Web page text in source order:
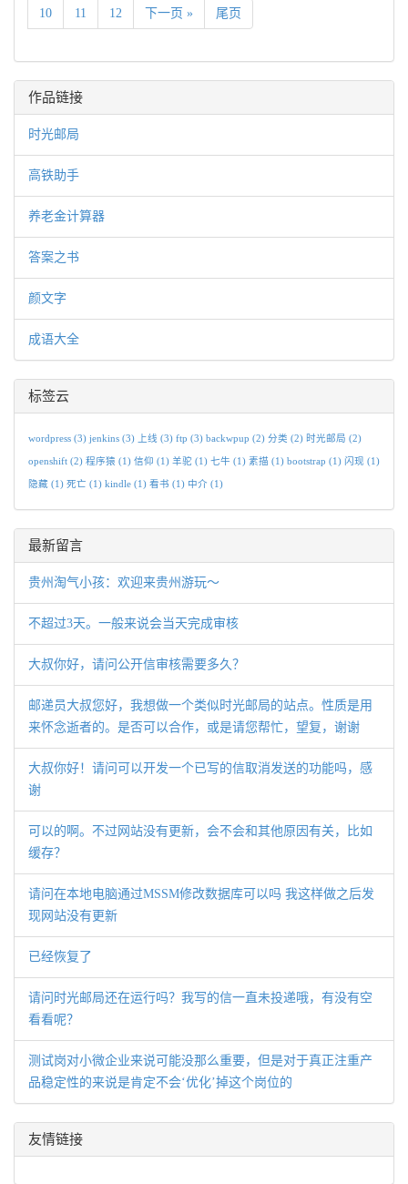
10 11 12 下一页 » 尾页
作品链接
时光邮局
高铁助手
养老金计算器
答案之书
颜文字
成语大全
标签云
wordpress (3) jenkins (3) 上线 (3) ftp (3) backwpup (2) 分类 (2) 时光邮局 (2)
openshift (2) 程序猿 (1) 信仰 (1) 羊驼 (1) 七牛 (1) 素描 (1) bootstrap (1) 闪现 (1)
隐藏 (1) 死亡 (1) kindle (1) 看书 (1) 中介 (1)
最新留言
贵州淘气小孩：欢迎来贵州游玩～
不超过3天。一般来说会当天完成审核
大叔你好，请问公开信审核需要多久？
邮递员大叔您好，我想做一个类似时光邮局的站点。性质是用
来怀念逝者的。是否可以合作，或是请您帮忙，望复，谢谢
大叔你好！请问可以开发一个已写的信取消发送的功能吗，感
谢
可以的啊。不过网站没有更新，会不会和其他原因有关，比如
缓存？
请问在本地电脑通过MSSM修改数据库可以吗 我这样做之后发
现网站没有更新
已经恢复了
请问时光邮局还在运行吗？我写的信一直未投递哦，有没有空
看看呢？
测试岗对小微企业来说可能没那么重要，但是对于真正注重产
品稳定性的来说是肯定不会‘优化’掉这个岗位的
友情链接